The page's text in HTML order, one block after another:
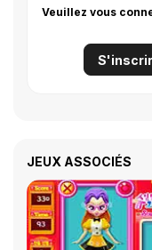
Veuillez vous
JEUX ASSOCIÉS